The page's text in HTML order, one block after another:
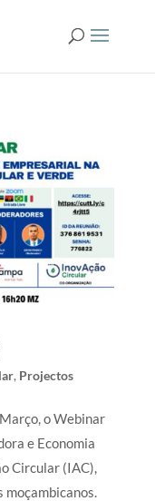
, Projectos
o Webinar
e Economia
Circular (IAC),